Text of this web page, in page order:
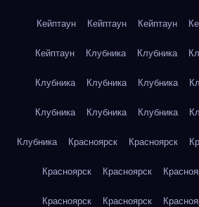
Кейптаун Кейптаун Кейптаун
Кейптаун Клубника Клубника
Клубника Клубника Клубника
Клубника Клубника Клубника
Клубника Красноярск Красноярск
Красноярск Красноярск
Красноярск Красноярск